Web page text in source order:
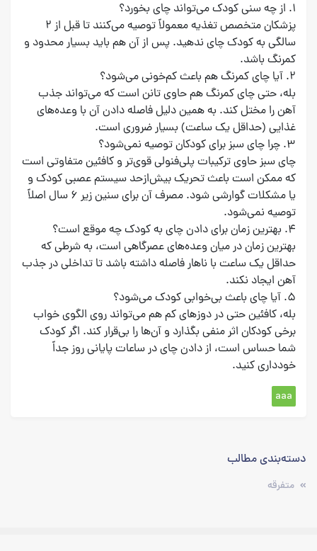
۱. از چه سنی کودک می‌تواند چای بخورد؟
پزشکان متخصص تغذیه معمولاً توصیه می‌کنند تا قبل از ۲
سالگی به کودک چای ندهید. پس از آن هم باید بسیار محدود و
کمرنگ باشد.
۲. آیا چای کمرنگ هم باعث کم‌خونی می‌شود؟
بله، حتی چای کمرنگ هم حاوی تانن است که می‌تواند جذب
آهن را مختل کند. به همین دلیل فاصله دادن آن با وعده‌های
غذایی (حداقل یک ساعت) بسیار ضروری است.
۳. چرا چای سبز برای کودکان توصیه نمی‌شود؟
چای سبز حاوی ترکیبات پلی‌فنولی قوی‌تر و کافئین متفاوتی است
که ممکن است باعث تحریک بیش‌ازحد سیستم عصبی کودک و
یا مشکلات گوارشی شود. مصرف آن برای سنین زیر ۶ سال اصلاً
توصیه نمی‌شود.
۴. بهترین زمان برای دادن چای به کودک چه موقع است؟
بهترین زمان در میان‌ وعده‌های عصرگاهی است، به شرطی که
حداقل یک ساعت با ناهار فاصله داشته باشد تا تداخلی در جذب
آهن ایجاد نکند.
۵. آیا چای باعث بی‌خوابی کودک می‌شود؟
بله، کافئین حتی در دوزهای کم هم می‌تواند روی الگوی خواب
برخی کودکان اثر منفی بگذارد و آن‌ها را بی‌قرار کند. اگر کودک
شما حساس است، از دادن چای در ساعات پایانی روز جداً
خودداری کنید.
aaa
دسته‌بندی‌ مطالب
متفرقه